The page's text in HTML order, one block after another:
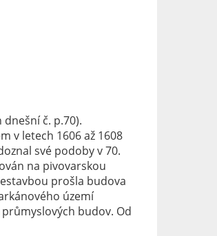
č. p.70).
v letech 1606 až 1608
své podoby v 70.
na pivovarskou
prošla budova
území
budov. Od